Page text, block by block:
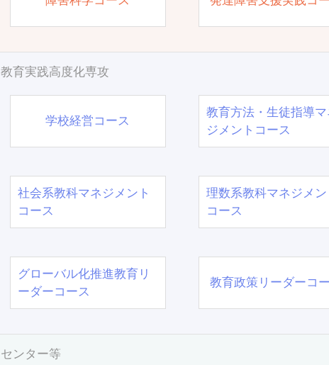
教育実践高度化専攻
学校経営コース
教育方法・生徒指導マ
ジメントコース
社会系教科マネジメント
コース
理数系教科マネジメン
コース
グローバル化推進教育リ
ーダーコース
教育政策リーダーコ
センター等